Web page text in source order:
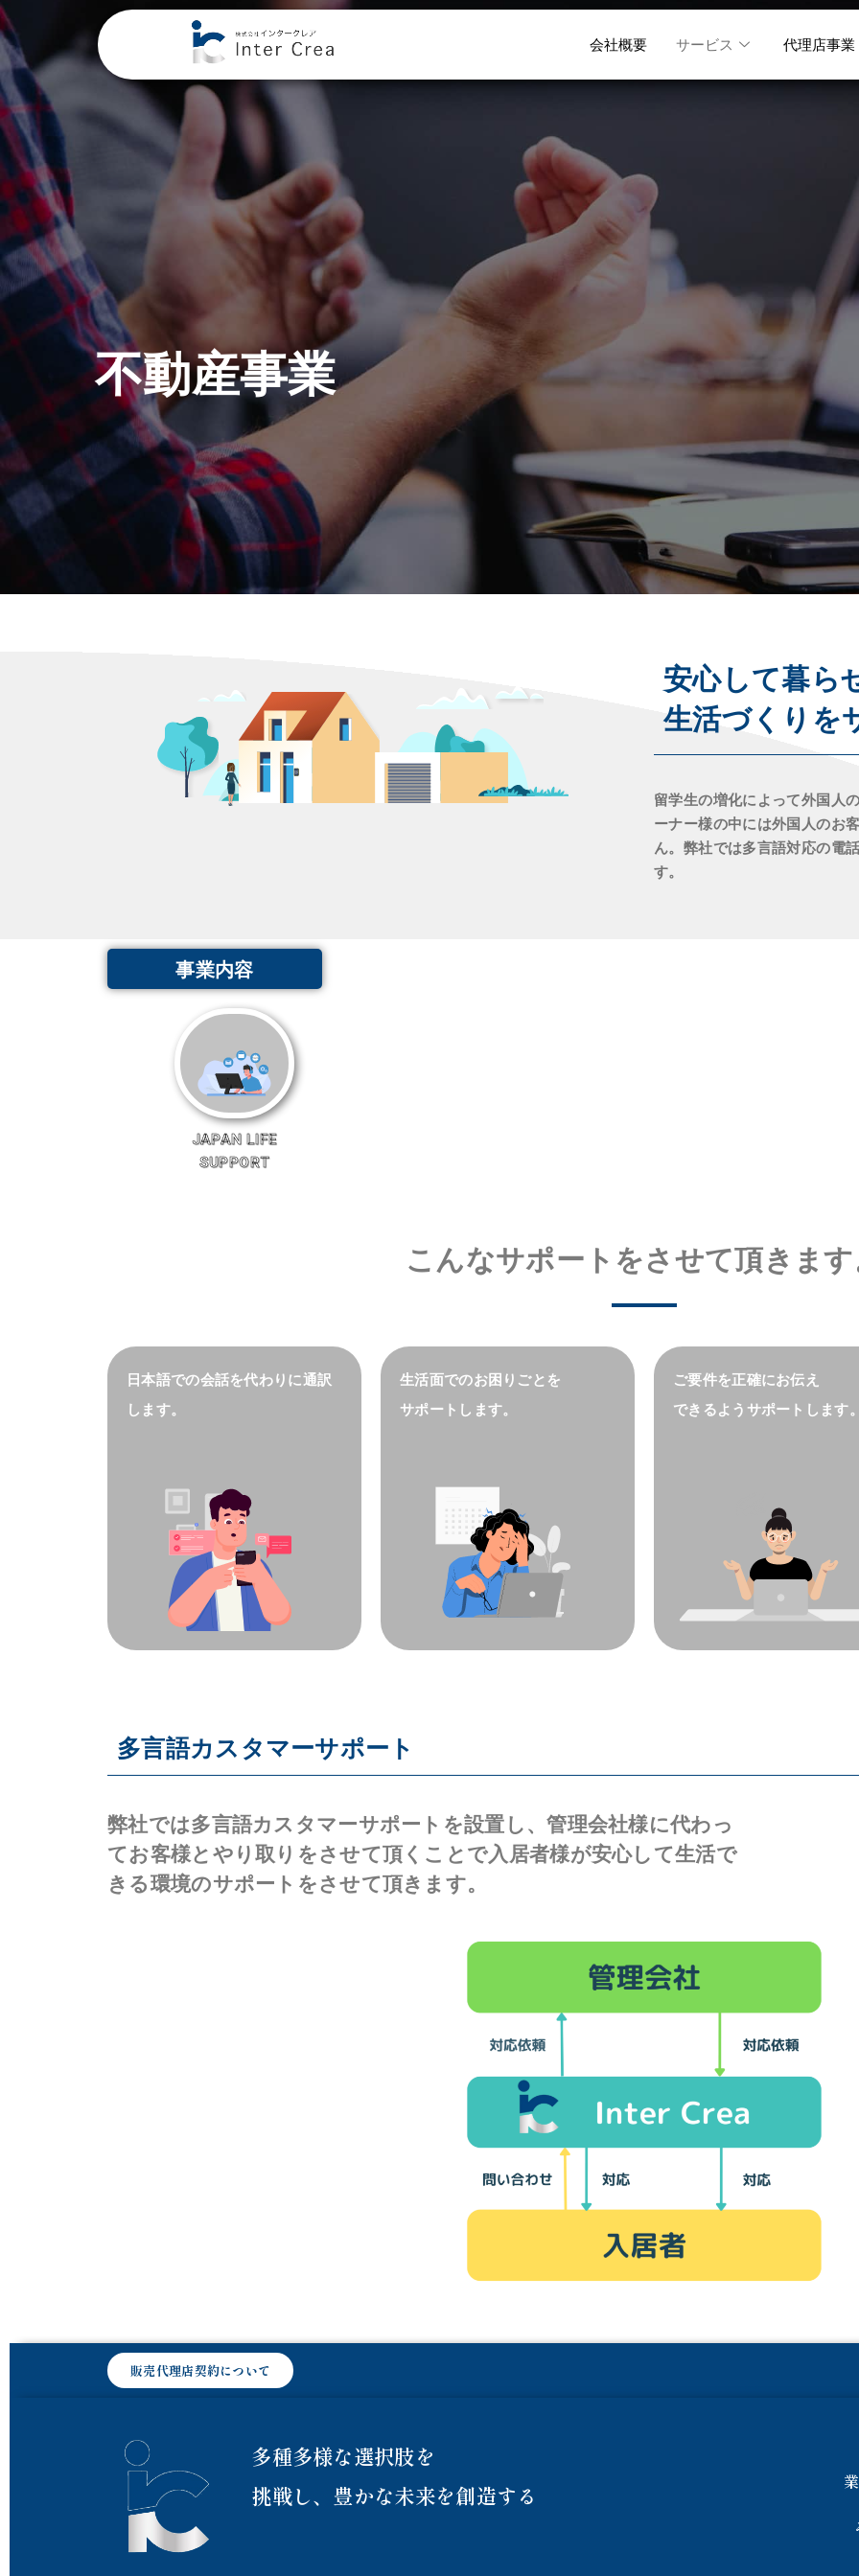
会社概要 サービス 代理店事業
不動産事業
安心して暮ら
生活づくりを
留学生の増化によって外国人
ーナー様の中には外国人のお
ん。弊社では多言語対応の電
す。
事業内容
JAPAN LIFE
SUPPORT
こんなサポートをさせて頂きま
日本語での会話を代わりに通訳
します。
生活面でのお困りごとを
サポートします。
ご要件を正確にお伝え
できるようサポートします
多言語カスタマーサポート
弊社では多言語カスタマーサポートを設置し、管理会社様に代わっ
てお客様とやり取りをさせて頂くことで入居者様が安心して生活で
きる環境のサポートをさせて頂きます。
販売代理店契約について
多種多様な選択肢を
挑戦し、豊かな未来を創造する​